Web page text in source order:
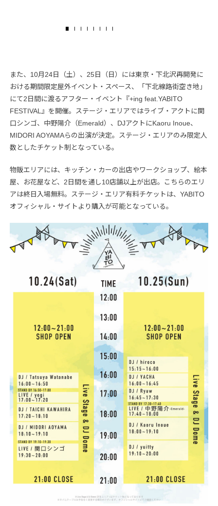
また、10月24日（土）、25日（日）には東京・下北沢再開発に
おける期間限定屋外イベント・スペース、「下北線路街空き地」
にて2日間に渡るアフター・イベント『+ing feat.YABITO
FESTIVAL』を開催。ステージ・エリアではライブ・アクトに関
口シンゴ、中野陽介（Emerald）、DJアクトにKaoru Inoue、
MIDORI AOYAMAらの出演が決定。ステージ・エリアのみ限定人
数としたチケット制となっている。
物販エリアには、キッチン・カーの出店やワークショップ、絵本
屋、お花屋など、2日間を通し10店舗以上が出店。こちらのエリ
アは終日入場無料。ステージ・エリア有料チケットは、YABITO
オフィシャル・サイトより購入が可能となっている。